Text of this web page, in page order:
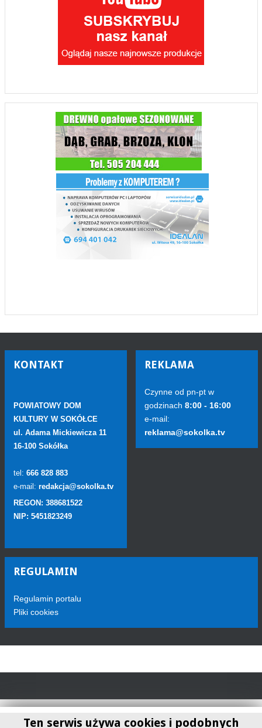
KONTAKT
POWIATOWY DOM
KULTURY W SOKÓŁCE
ul. Adama Mickiewicza 11
16-100 Sokółka
tel: 666 828 883
e-mail: redakcja@sokolka.tv
REGON: 388681522
NIP: 5451823249
REKLAMA
Czynne od pn-pt w
godzinach 8:00 - 16:00
e-mail:
reklama@sokolka.tv
REGULAMIN
Regulamin portalu
Pliki cookies
Ten serwis używa cookies i podobnych